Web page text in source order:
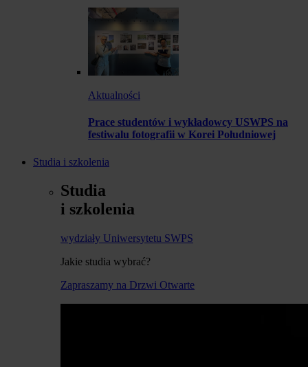
Aktualności
Prace studentów i wykładowcy USWPS na
festiwalu fotografii w Korei Południowej
Studia i szkolenia
Studia
i szkolenia
wydziały Uniwersytetu SWPS
Jakie studia wybrać?
Zapraszamy na Drzwi Otwarte